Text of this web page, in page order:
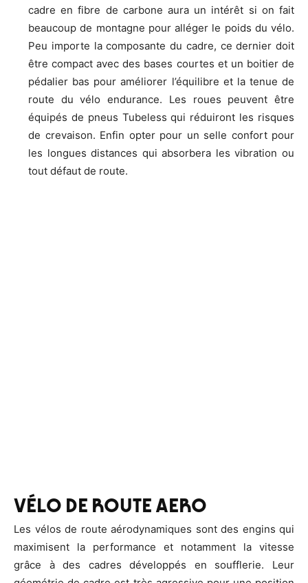
cadre en fibre de carbone aura un intérêt si on fait
beaucoup de montagne pour alléger le poids du vélo.
Peu importe la composante du cadre, ce dernier doit
être compact avec des bases courtes et un boitier de
pédalier bas pour améliorer l’équilibre et la tenue de
route du vélo endurance. Les roues peuvent être
équipés de pneus Tubeless qui réduiront les risques
de crevaison. Enfin opter pour un selle confort pour
les longues distances qui absorbera les vibration ou
tout défaut de route.
VÉLO DE ROUTE AERO
Les vélos de route aérodynamiques sont des engins qui
maximisent la performance et notamment la vitesse
grâce à des cadres développés en soufflerie. Leur